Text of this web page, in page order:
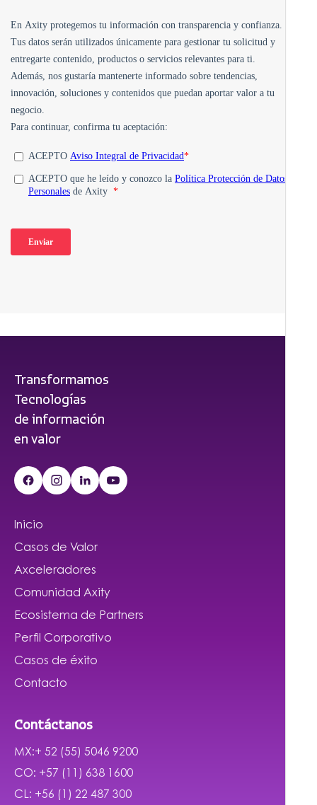
Transformamos
Tecnologías
de información
en valor
Inicio
Casos de Valor
Axceleradores
Comunidad Axity
Ecosistema de Partners
Perfil Corporativo
Casos de éxito
Contacto
Contáctanos
MX:+ 52 (55) 5046 9200
CO: +57 (11) 638 1600
CL: +56 (1) 22 487 300